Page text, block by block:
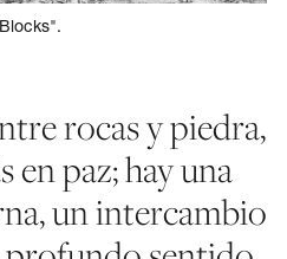
rocas y piedra,
en paz; hay una
un intercambio